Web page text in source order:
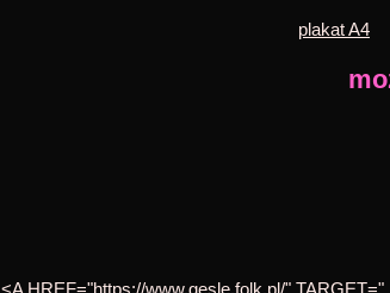
plakat A4
<A HREF="https://www.gesle.folk.pl/"